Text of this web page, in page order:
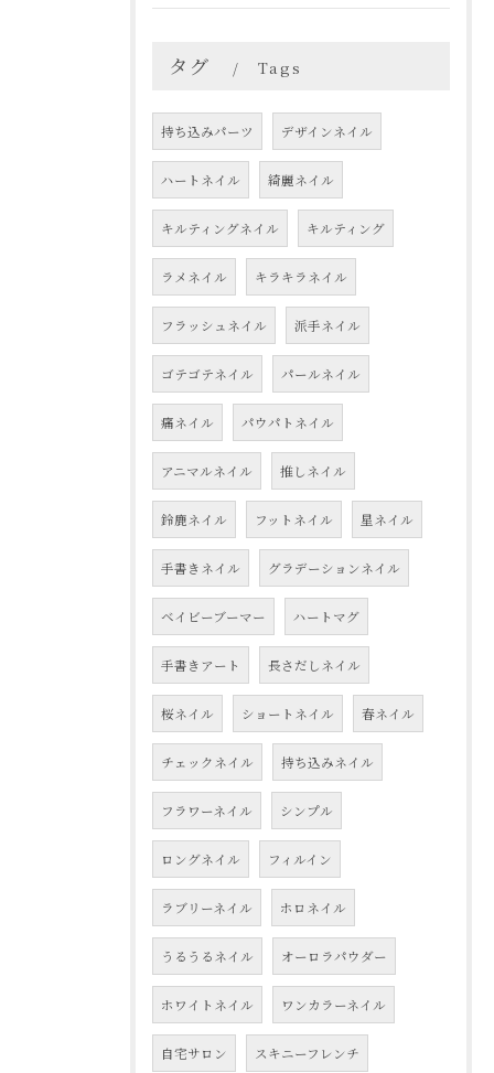
タグ Tags
持ち込みパーツ デザインネイル
ハートネイル 綺麗ネイル
キルティングネイル キルティング
ラメネイル キラキラネイル
フラッシュネイル 派手ネイル
ゴテゴテネイル パールネイル
痛ネイル パウパトネイル
アニマルネイル 推しネイル
鈴鹿ネイル フットネイル 星ネイル
手書きネイル グラデーションネイル
ベイビーブーマー ハートマグ
手書きアート 長さだしネイル
桜ネイル ショートネイル 春ネイル
チェックネイル 持ち込みネイル
フラワーネイル シンプル
ロングネイル フィルイン
ラブリーネイル ホロネイル
うるうるネイル オーロラパウダー
ホワイトネイル ワンカラーネイル
自宅サロン スキニーフレンチ